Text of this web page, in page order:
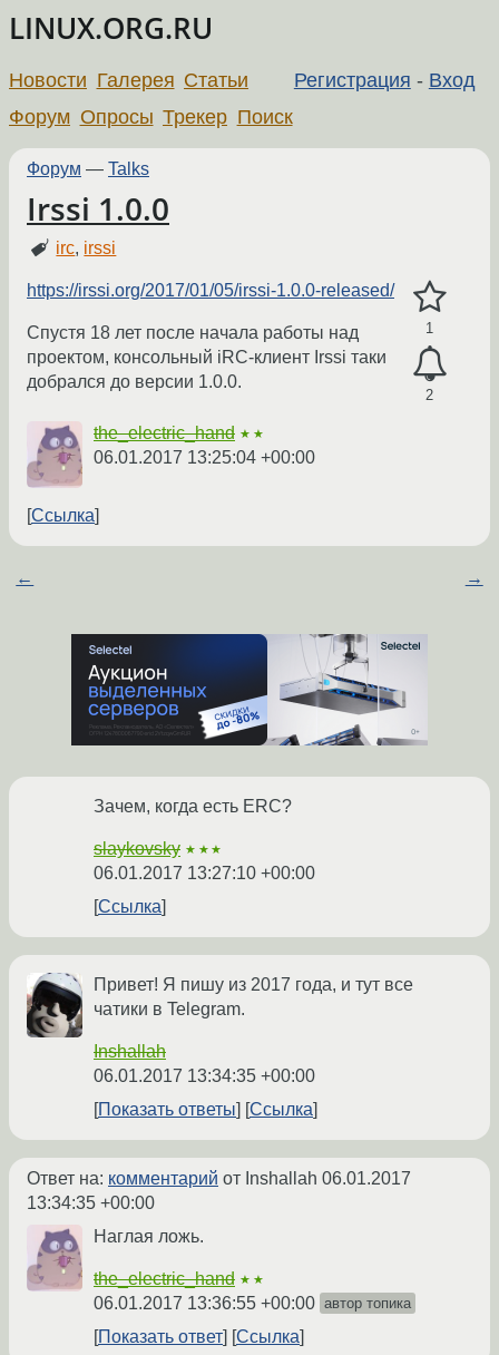
LINUX.ORG.RU
Регистрация - Вход
Новости Галерея Статьи
Форум Опросы Трекер Поиск
Форум — Talks
Irssi 1.0.0
irc, irssi
1
2
https://irssi.org/2017/01/05/irssi-1.0.0-released/
Спустя 18 лет после начала работы над
проектом, консольный iRC-клиент Irssi таки
добрался до версии 1.0.0.
the_electric_hand ★★
06.01.2017 13:25:04 +00:00
Ссылка
← →
Зачем, когда есть ERC?
slaykovsky ★★★
06.01.2017 13:27:10 +00:00
Ссылка
Привет! Я пишу из 2017 года, и тут все
чатики в Telegram.
Inshallah
06.01.2017 13:34:35 +00:00
Показать ответы
Ссылка
Ответ на: комментарий от Inshallah 06.01.2017
13:34:35 +00:00
Наглая ложь.
the_electric_hand ★★
06.01.2017 13:36:55 +00:00 автор топика
Показать ответ Ссылка